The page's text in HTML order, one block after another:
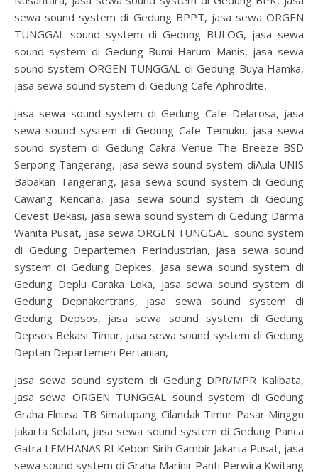
sewa sound system di Gedung BPPT, jasa sewa ORGEN
TUNGGAL sound system di Gedung BULOG, jasa sewa
sound system di Gedung Bumi Harum Manis, jasa sewa
sound system ORGEN TUNGGAL di Gedung Buya Hamka,
jasa sewa sound system di Gedung Cafe Aphrodite,
jasa sewa sound system di Gedung Cafe Delarosa, jasa
sewa sound system di Gedung Cafe Temuku, jasa sewa
sound system di Gedung Cakra Venue The Breeze BSD
Serpong Tangerang, jasa sewa sound system diAula UNIS
Babakan Tangerang, jasa sewa sound system di Gedung
Cawang Kencana, jasa sewa sound system di Gedung
Cevest Bekasi, jasa sewa sound system di Gedung Darma
Wanita Pusat, jasa sewa ORGEN TUNGGAL sound system
di Gedung Departemen Perindustrian, jasa sewa sound
system di Gedung Depkes, jasa sewa sound system di
Gedung Deplu Caraka Loka, jasa sewa sound system di
Gedung Depnakertrans, jasa sewa sound system di
Gedung Depsos, jasa sewa sound system di Gedung
Depsos Bekasi Timur, jasa sewa sound system di Gedung
Deptan Departemen Pertanian,
jasa sewa sound system di Gedung DPR/MPR Kalibata,
jasa sewa ORGEN TUNGGAL sound system di Gedung
Graha Elnusa TB Simatupang Cilandak Timur Pasar Minggu
Jakarta Selatan, jasa sewa sound system di Gedung Panca
Gatra LEMHANAS RI Kebon Sirih Gambir Jakarta Pusat, jasa
sewa sound system di Graha Marinir Panti Perwira Kwitang